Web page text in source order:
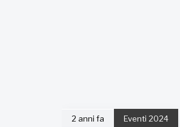
2 anni fa Eventi 2024